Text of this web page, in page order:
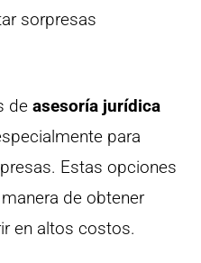
sorpresas
de asesoría jurídica
para
Estas opciones
de obtener
en altos costos.